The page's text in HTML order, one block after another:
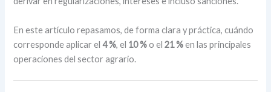
En este artículo repasamos, de forma clara y práctica, cuándo
corresponde aplicar el4 %, el 10 %o el21 %en las principales
operaciones del sector agrario.